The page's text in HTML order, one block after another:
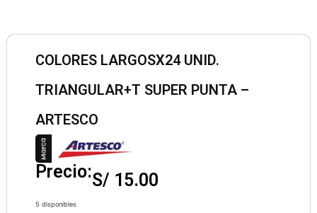
COLORES LARGOSX24 UNID.
TRIANGULAR+T SUPER PUNTA –
ARTESCO
Precio:S/ 15.00
5 disponibles